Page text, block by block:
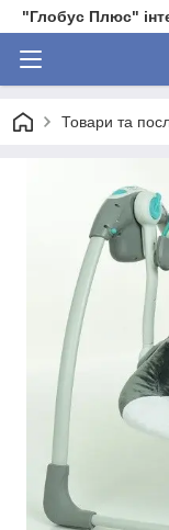
"Глобус Плюс"
Товари та